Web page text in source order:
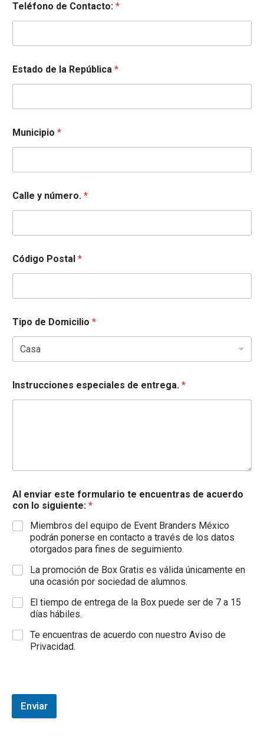
Teléfono de Contacto: *
Estado de la República *
Municipio *
Calle y número. *
Código Postal *
Tipo de Domicilio *
Instrucciones especiales de entrega. *
Al enviar este formulario te encuentras de acuerdo
con lo siguiente: *
Miembros del equipo de Event Branders México
podrán ponerse en contacto a través de los datos
otorgados para fines de seguimiento.
La promoción de Box Gratis es válida únicamente en
una ocasión por sociedad de alumnos.
El tiempo de entrega de la Box puede ser de 7 a 15
días hábiles.
Te encuentras de acuerdo con nuestro Aviso de
Privacidad.
Enviar